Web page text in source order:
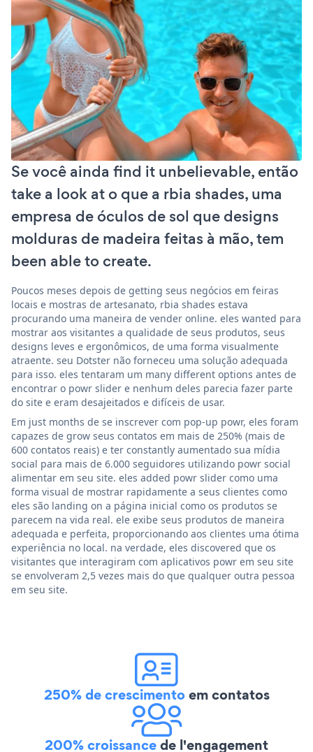
Se você ainda find it unbelievable, então
take a look at o que a rbia shades, uma
empresa de óculos de sol que designs
molduras de madeira feitas à mão, tem
been able to create.
Poucos meses depois de getting seus negócios em feiras
locais e mostras de artesanato, rbia shades estava
procurando uma maneira de vender online. eles wanted para
mostrar aos visitantes a qualidade de seus produtos, seus
designs leves e ergonômicos, de uma forma visualmente
atraente. seu Dotster não forneceu uma solução adequada
para isso. eles tentaram um many different options antes de
encontrar o powr slider e nenhum deles parecia fazer parte
do site e eram desajeitados e difíceis de usar.
Em just months de se inscrever com pop-up powr, eles foram
capazes de grow seus contatos em mais de 250% (mais de
600 contatos reais) e ter constantly aumentado sua mídia
social para mais de 6.000 seguidores utilizando powr social
alimentar em seu site. eles added powr slider como uma
forma visual de mostrar rapidamente a seus clientes como
eles são landing on a página inicial como os produtos se
parecem na vida real. ele exibe seus produtos de maneira
adequada e perfeita, proporcionando aos clientes uma ótima
experiência no local. na verdade, eles discovered que os
visitantes que interagiram com aplicativos powr em seu site
se envolveram 2,5 vezes mais do que qualquer outra pessoa
em seu site.
250% de crescimentoem contatos
200% croissancede l'engagement